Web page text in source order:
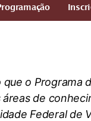
o Programa
de
Federal de